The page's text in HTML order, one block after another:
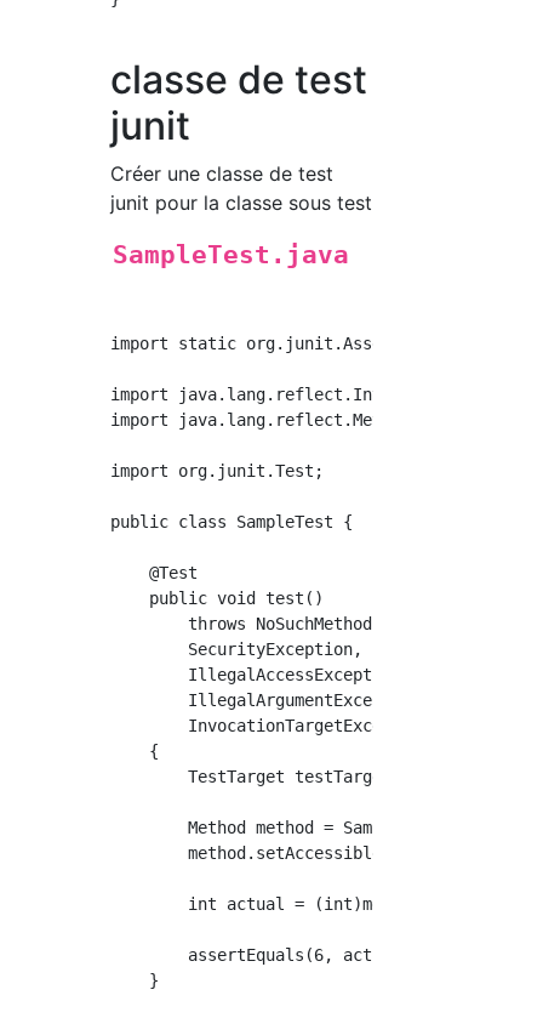
classe de test
junit
Créer une classe de test
junit pour la classe sous test
SampleTest.java
import static org.junit.Assert.*;
import
import java.lang.reflect.Method;
import org.junit.Test;
public class SampleTest {
    @Test
    public void test()
        throws NoSuchMethodException,
        SecurityException,
        IllegalAccessException,
        IllegalArgumentException,
        InvocationTargetException
    {
TestTarget testTarget = new
Method method =
        method.setAccessible(true);
int actual =
        assertEquals(6, actual);
    }